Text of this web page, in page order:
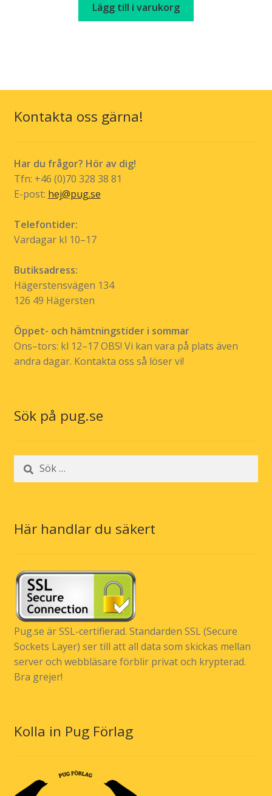
Lägg till i varukorg
Kontakta oss gärna!
Har du frågor? Hör av dig!
Tfn: +46 (0)70 328 38 81
E-post: hej@pug.se
Telefontider:
Vardagar kl 10–17
Butiksadress:
Hägerstensvägen 134
126 49 Hägersten
Öppet- och hämtningstider i sommar
Ons–tors: kl 12–17 OBS! Vi kan vara på plats även
andra dagar. Kontakta oss så löser vi!
Sök på pug.se
Sök
efter:
Här handlar du säkert
Pug.se är SSL-certifierad. Standarden SSL (Secure
Sockets Layer) ser till att all data som skickas mellan
server och webbläsare förblir privat och krypterad.
Bra grejer!
Kolla in Pug Förlag